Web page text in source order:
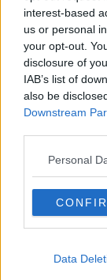
interest-based
us or personal
your opt-out.
disclosure of
IAB’s list of
also be
Downstream
Personal
Data
Tomasi, Roberto
“Chiediamo che
dell’economia
gestione della
distorsioni lungo
Graziani
sostenuta proprio
agricole di
quello turistico e
speculazioni